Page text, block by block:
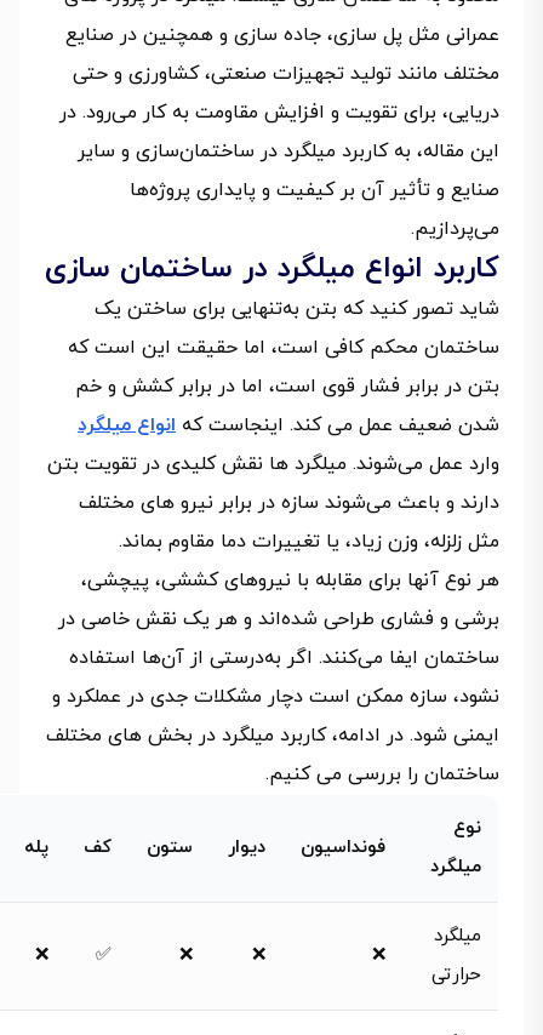
عمرانی مثل پل‌ سازی، جاده‌ سازی و همچنین در صنایع
مختلف مانند تولید تجهیزات صنعتی، کشاورزی و حتی
دریایی، برای تقویت و افزایش مقاومت به کار می‌رود. در
این مقاله، به کاربرد میلگرد در ساختمان‌سازی و سایر
صنایع و تأثیر آن بر کیفیت و پایداری پروژه‌ها
می‌پردازیم.
کاربرد انواع میلگرد در ساختمان سازی
شاید تصور کنید که بتن به‌تنهایی برای ساختن یک
ساختمان محکم کافی است، اما حقیقت این است که
بتن در برابر فشار قوی است، اما در برابر کشش و خم
شدن ضعیف عمل می‌ کند. اینجاست که انواع میلگرد
وارد عمل می‌شوند. میلگرد ها نقش کلیدی در تقویت بتن
دارند و باعث می‌شوند سازه در برابر نیرو های مختلف
مثل زلزله، وزن زیاد، یا تغییرات دما مقاوم بماند.
هر نوع آنها برای مقابله با نیروهای کششی، پیچشی،
برشی و فشاری طراحی شده‌اند و هر یک نقش خاصی در
ساختمان ایفا می‌کنند. اگر به‌درستی از آن‌ها استفاده
نشود، سازه ممکن است دچار مشکلات جدی در عملکرد و
ایمنی شود. در ادامه، کاربرد میلگرد در بخش‌ های مختلف
ساختمان را بررسی می‌ کنیم.
نوع
میلگرد
فونداسیون دیوار ستون‌ کف پله‌
میلگرد
حرارتی
❌
❌
❌
✅
❌